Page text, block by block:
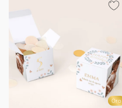
Oro